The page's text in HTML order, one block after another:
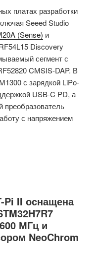
платах разработки
Seeed Studio
(Sense) и
Discovery
сегмент с
CMSIS-DAP. В
с зарядкой LiPo-
USB-C PD, а
с напряжением
Pi II оснащена
МГц и
NeoChrom